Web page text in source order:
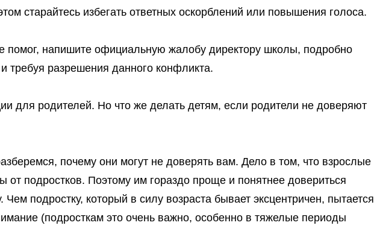
старайтесь избегать ответных оскорблений или повышения голоса.
помог, напишите официальную жалобу директору школы, подробно
требуя разрешения данного конфликта.
для родителей. Но что же делать детям, если родители не доверяют
почему они могут не доверять вам. Дело в том, что взрослые
от подростков. Поэтому им гораздо проще и понятнее довериться
Чем подростку, который в силу возраста бывает эксцентричен, пытается
(подросткам это очень важно, особенно в тяжелые периоды